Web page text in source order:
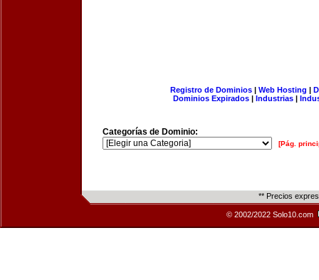
Registro de Dominios| Web Hosting |
Dominios Expirados | Industrias |
Categorías de Dominio:
[Pág.
** Precios
© 2002/2022 Solo10.com